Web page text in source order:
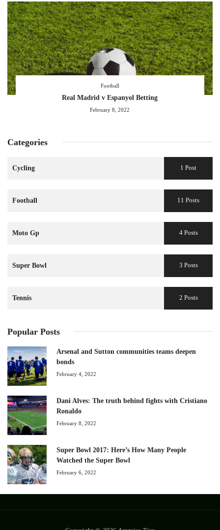
Football
Real Madrid v Espanyol Betting
February 8, 2022
Categories
Cycling 1 Post
Football 11 Posts
Moto Gp 4 Posts
Super Bowl 3 Posts
Tennis 2 Posts
Popular Posts
Arsenal and Sutton communities teams deepen
bonds
February 4, 2022
Dani Alves: The truth behind fights with Cristiano
Ronaldo
February 8, 2022
Super Bowl 2017: Here’s How Many People
Watched the Super Bowl
February 6, 2022